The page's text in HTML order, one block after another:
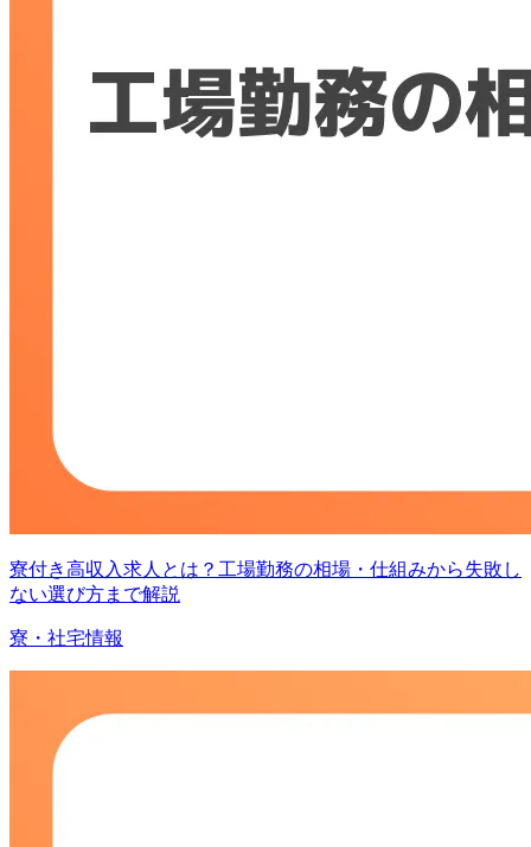
寮付き高収入求人とは？工場勤務の相場・仕組みから失敗し
ない選び方まで解説
寮・社宅情報